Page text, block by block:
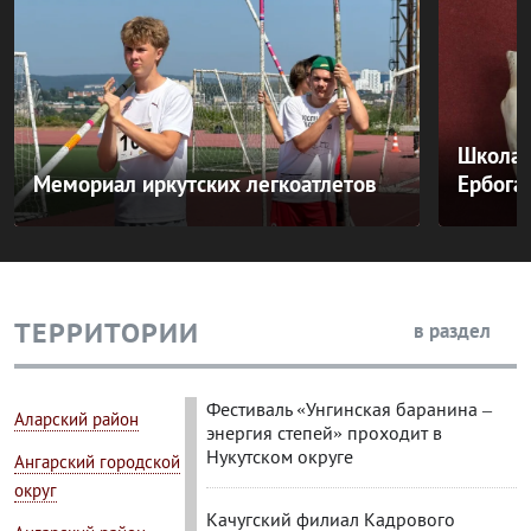
Баяндаевский район
Бодайбинский район
Боханский район
Братский район
Жигаловский район
Заларинский район
Иркутский район
район
Катангский район
Качугский район
Школа ремесел прошла в
Ербогачене фото
В Жигалово пройдет фестиваль
летних видов спорта
летия один день
Новое здание для одного из
возвели в Качуге
Модернизацию городской
больницы продолжают в Ангарске
106 участников СВО прошли